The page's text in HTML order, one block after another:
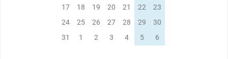
17
18 19 20 21 22
23
24
25 26 27 28 29
30
31
1 2 3 4 5 6